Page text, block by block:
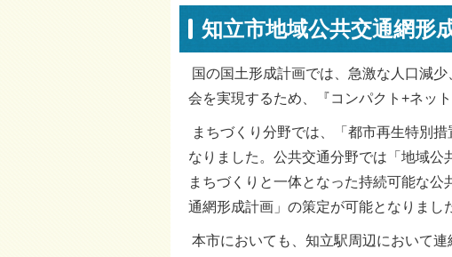
知立市地域公共交通網形
国の国土形成計画では、急激な人口減
会を実現するため、『コンパクト+ネッ
まちづくり分野では、「都市再生特別
なりました。公共交通分野では「地域公
まちづくりと一体となった持続可能な
通網形成計画」の策定が可能となりまし
本市においても、知立駅周辺において